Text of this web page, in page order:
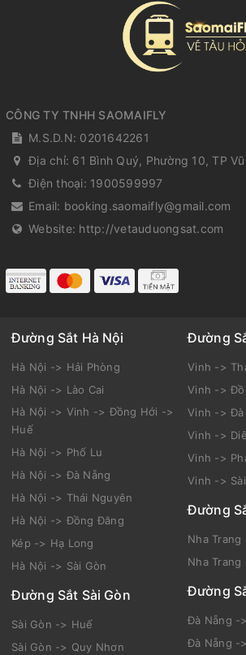
CÔNG TY TNHH SAOMAIFLY
M.S.D.N: 0201642261
Địa chỉ: 61 Bình Quý, Phường 10, TP
Điện thoại: 1900599997
Email: booking.saomaifly@gmail.com
Website: http://vetauduongsat.com
Đường Sắt Hà Nội
Hà Nội -> Hải Phòng
Hà Nội -> Lào Cai
Hà Nội -> Vinh -> Đồng Hới ->
Huế
Hà Nội -> Phố Lu
Hà Nội -> Đà Nẵng
Hà Nội -> Thái Nguyên
Hà Nội -> Đồng Đăng
Kép -> Hạ Long
Hà Nội -> Sài Gòn
Đường Sắt Sài Gòn
Sài Gòn -> Huế
Sài Gòn -> Quy Nhơn
Đường
Vinh ->
Vinh ->
Vinh -> Đà
Vinh ->
Vinh ->
Vinh ->
Đường
Nha
Nha Trang
Đường
Đà Nẵng -
Đà Nẵng -